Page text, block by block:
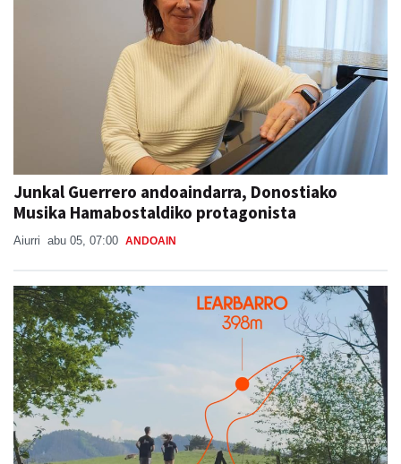
Junkal Guerrero andoaindarra, Donostiako
Musika Hamabostaldiko protagonista
Aiurri abu 05, 07:00 ANDOAIN